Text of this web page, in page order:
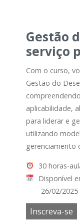
Gestão
serviço
Com o curso,
Gestão do
aplicabilidade,
para liderar e
utilizando
gerenciamento
30 horas-
Disponível
26/02/
Inscreva-se